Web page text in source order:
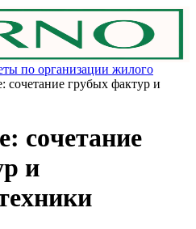
по организации жилого
coчeтaниe гpубыx фaктуp и
coчeтaниe
и